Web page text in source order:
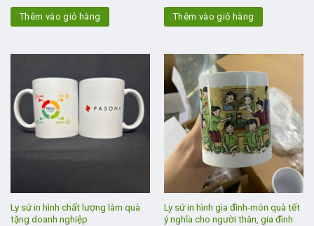
Thêm vào giỏ hàng Thêm vào giỏ hàng
Ly sứ in hình chất lượng làm quà
tặng doanh nghiệp
Ly sứ in hình gia đình-món quà tết
ý nghĩa cho người thân, gia đình